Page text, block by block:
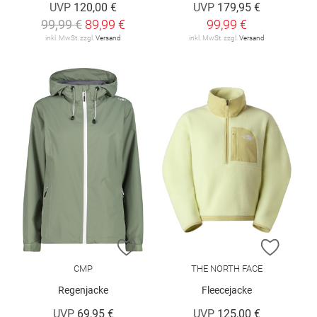
UVP 120,00 €
99,99 € 89,99 €
inkl. MwSt. zzgl. Versand
UVP 179,95 €
99,99 €
inkl. MwSt. zzgl. Versand
ZUR WUNSCHLISTE HINZUFÜGEN
CMP
Regenjacke
UVP 69,95 €
ZUR
THE NORTH FACE
Fleecejacke
UVP 125,00 €